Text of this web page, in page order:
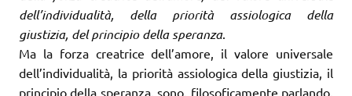
dell’individualità, della priorità assiologica della
giustizia, del principio della speranza.
Ma la forza creatrice dell’amore, il valore universale
dell’individualità, la priorità assiologica della giustizia, il
principio della speranza, sono, filosoficamente parlando,